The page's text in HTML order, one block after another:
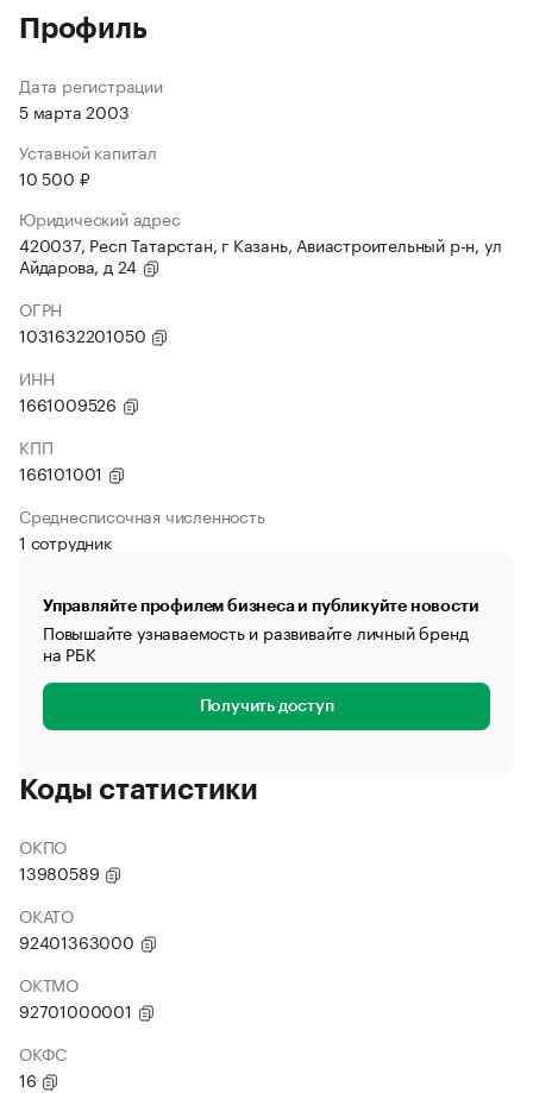
Профиль
Дата регистрации
5 марта 2003
Уставной капитал
10 500 ₽
Юридический адрес
420037, Респ Татарстан, г Казань, Авиастроительный р-н, ул
Айдарова, д 24
ОГРН
1031632201050
ИНН
1661009526
КПП
166101001
Среднесписочная численность
1 сотрудник
Управляйте профилем бизнеса и публикуйте новости
Повышайте узнаваемость и развивайте личный бренд
на РБК
Получить доступ
Коды статистики
ОКПО
13980589
ОКАТО
92401363000
ОКТМО
92701000001
ОКФС
16